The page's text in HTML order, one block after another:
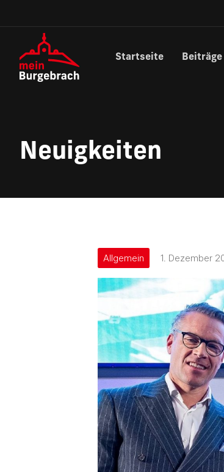
Startseite Beiträge
Neuigkeiten
Allgemein 1. Dezember